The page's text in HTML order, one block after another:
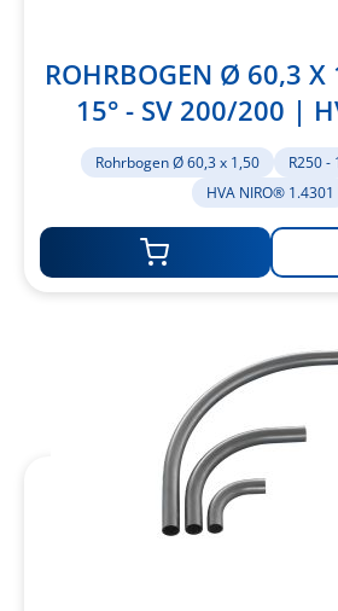
ROHRBOGEN Ø 60,3
15° - SV 200/200 |
1.4301
Rohrbogen Ø 60,3 x 1,50
R250 -
HVA NIRO® 1.4301